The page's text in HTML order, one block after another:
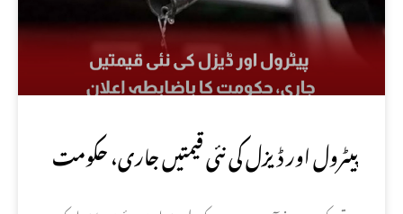
پیٹرول اور ڈیزل کی نئی قیمتیں جاری، حکومت
کا باضابطہ اعلان